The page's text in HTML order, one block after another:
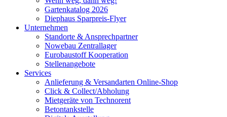
Gartenkatalog 2026
Diephaus Sparpreis-Flyer
Unternehmen
Standorte & Ansprechpartner
Nowebau Zentrallager
Eurobaustoff Kooperation
Stellenangebote
Services
Anlieferung & Versandarten Online-Shop
Click & Collect/Abholung
Mietgeräte von Technorent
Betontankstelle